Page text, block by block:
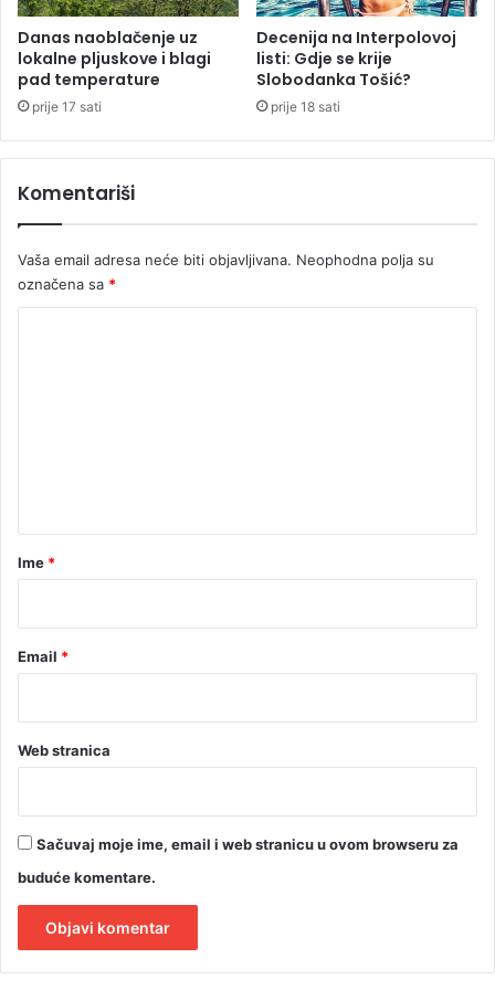
e
l
i
d
a
k
u
b
i
o
Danas naoblačenje uz
lokalne pljuskove i blagi
pad temperature
prije 17 sati
Decenija na Interpolovoj
listi: Gdje se krije
Slobodanka Tošić?
prije 18 sati
Komentariši
Vaša email adresa neće biti objavljivana. Neophodna polja su
označena sa *
r
Ime *
Email *
Web stranica
Sačuvaj moje ime, email i web stranicu u ovom browseru za
buduće komentare.